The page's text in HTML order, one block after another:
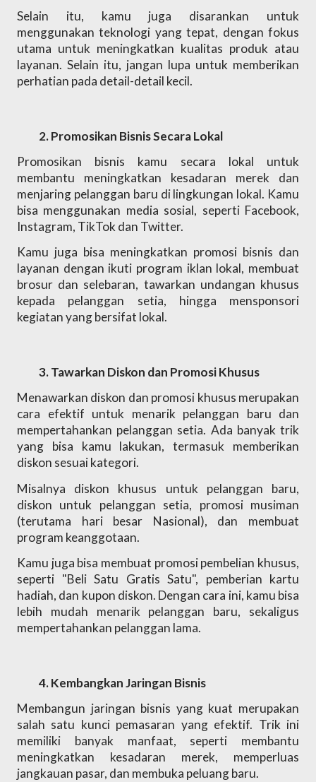
Selain itu, kamu juga disarankan untuk
menggunakan teknologi yang tepat, dengan fokus
utama untuk meningkatkan kualitas produk atau
layanan. Selain itu, jangan lupa untuk memberikan
perhatian pada detail-detail kecil.
Promosikan Bisnis Secara Lokal
Promosikan bisnis kamu secara lokal untuk
membantu meningkatkan kesadaran merek dan
menjaring pelanggan baru di lingkungan lokal. Kamu
bisa menggunakan media sosial, seperti Facebook,
Instagram, TikTok dan Twitter.
Kamu juga bisa meningkatkan promosi bisnis dan
layanan dengan ikuti program iklan lokal, membuat
brosur dan selebaran, tawarkan undangan khusus
kepada pelanggan setia, hingga mensponsori
kegiatan yang bersifat lokal.
Tawarkan Diskon dan Promosi Khusus
Menawarkan diskon dan promosi khusus merupakan
cara efektif untuk menarik pelanggan baru dan
mempertahankan pelanggan setia. Ada banyak trik
yang bisa kamu lakukan, termasuk memberikan
diskon sesuai kategori.
Misalnya diskon khusus untuk pelanggan baru,
diskon untuk pelanggan setia, promosi musiman
(terutama hari besar Nasional), dan membuat
program keanggotaan.
Kamu juga bisa membuat promosi pembelian khusus,
seperti "Beli Satu Gratis Satu", pemberian kartu
hadiah, dan kupon diskon. Dengan cara ini, kamu bisa
lebih mudah menarik pelanggan baru, sekaligus
mempertahankan pelanggan lama.
Kembangkan Jaringan Bisnis
Membangun jaringan bisnis yang kuat merupakan
salah satu kunci pemasaran yang efektif. Trik ini
memiliki banyak manfaat, seperti membantu
meningkatkan kesadaran merek, memperluas
jangkauan pasar, dan membuka peluang baru.